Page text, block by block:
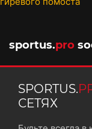
sportus.pro
SPORTUS.
СЕТЯХ